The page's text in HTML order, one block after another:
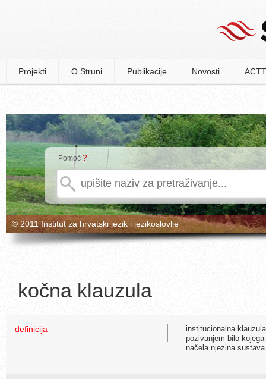
Projekti O Struni Publikacije Novosti
Pomoć ?
© 2011 Institut za hrvatski jezik i jezikoslovlje
kočna klauzula
definicija
institucionalna
pozivanjem bilo
načela njezina